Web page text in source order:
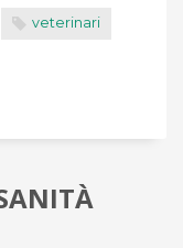
veterinari